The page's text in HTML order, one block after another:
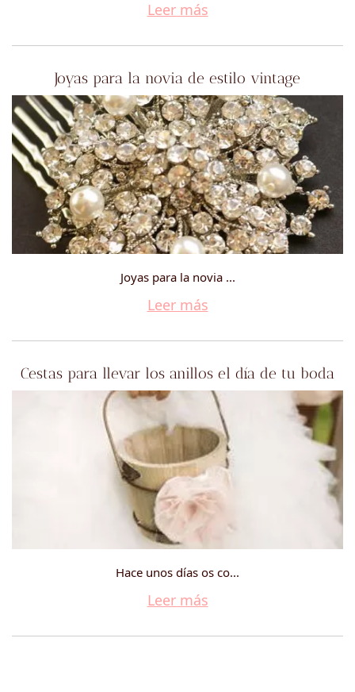
Leer más
Joyas para la novia de estilo vintage
Joyas para la novia ...
Leer más
Cestas para llevar los anillos el día de tu boda
Hace unos días os co...
Leer más